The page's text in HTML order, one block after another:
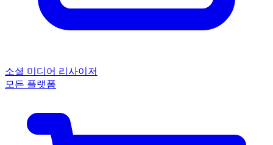
소셜 미디어 리사이저
모든 플랫폼